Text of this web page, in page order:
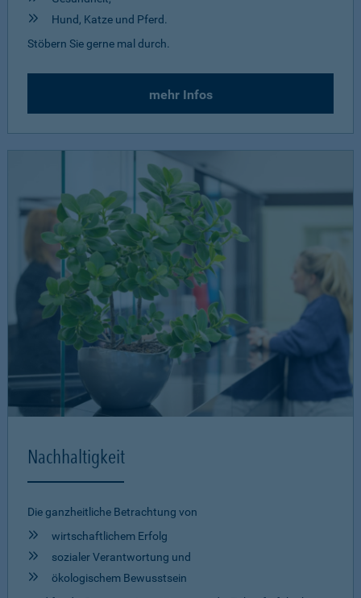
Hund, Katze und Pferd.
Stöbern Sie gerne mal durch.
mehr Infos
Nachhaltigkeit
Die ganzheitliche Betrachtung von
wirtschaftlichem Erfolg
sozialer Verantwortung und
ökologischem Bewusstsein